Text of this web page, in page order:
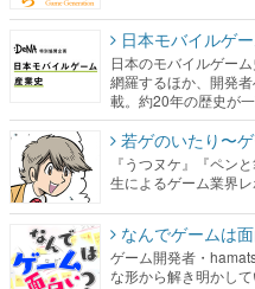
日本モバイルゲ
日本のモバイルゲー
網羅するほか、開発
載。約20年の歴史が
若ゲのいたり〜
『うつヌケ』『ペン
生によるゲーム業界レ
なんでゲームは
ゲーム開発者・
な形から解き明かし